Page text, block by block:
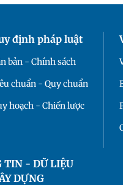
định pháp luật
bản - Chính sách
chuẩn - Quy chuẩn
hoạch - Chiến lược
TIN - DỮ LIỆU
DỰNG